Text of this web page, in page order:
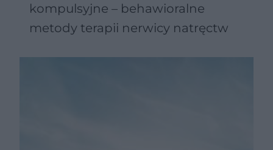
kompulsyjne – behawioralne
metody terapii nerwicy natręctw